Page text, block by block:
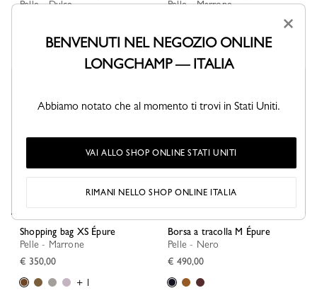
Pelle - Dulce
+ 1
Pelle - Marrone
+ 1
Shopping bag XS Épure
Pelle - Marrone
€ 350,00
+ 1
Borsa a tracolla M Épure
Pelle - Nero
€ 490,00
×
BENVENUTI NEL NEGOZIO ONLINE
LONGCHAMP — ITALIA
Abbiamo notato che al momento ti trovi in Stati Uniti.
VAI ALLO SHOP ONLINE STATI UNITI
RIMANI NELLO SHOP ONLINE ITALIA